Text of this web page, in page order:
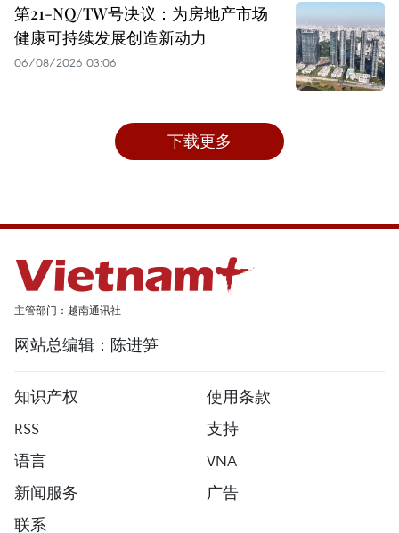
第21-NQ/TW号决议：为房地产市场
健康可持续发展创造新动力
06/08/2026 03:06
下载更多
主管部门：越南通讯社
网站总编辑：陈进笋
知识产权
使用条款
RSS
支持
语言
VNA
新闻服务
广告
联系